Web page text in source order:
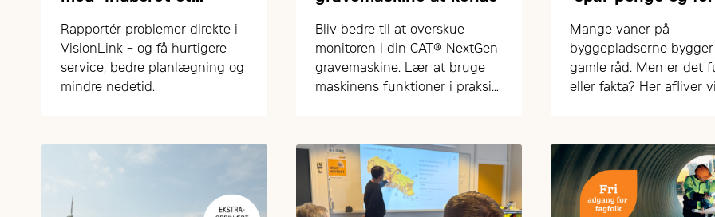
Rapportér problemer direkte i
VisionLink – og få hurtigere
service, bedre planlægning og
mindre nedetid.
Bliv bedre til at overskue
monitoren i din CAT® NextGen
gravemaskine. Lær at bruge
maskinens funktioner i praksis
Mange vaner på
byggepladserne
gamle råd. Men er det
eller fakta? Her afliver
maskinerne